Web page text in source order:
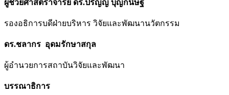
ผู้ช่วยศาสตราจารย์ ดร.ปริญญ์ บุญกนิษฐ
รองอธิการบดีฝ่ายบริหาร วิจัยและพัฒนานวัตกรรม
ดร.ชลากร อุดมรักษาสกุล
ผู้อำนวยการสถาบันวิจัยและพัฒนา
บรรณาธิการ